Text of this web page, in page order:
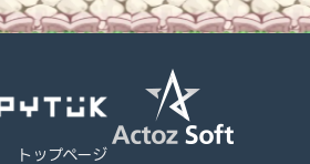
トップページ